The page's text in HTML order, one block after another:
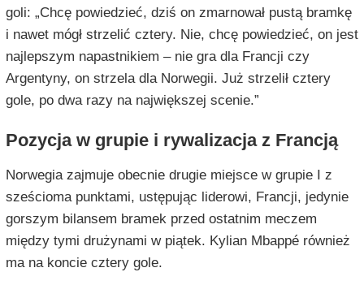
goli: „Chcę powiedzieć, dziś on zmarnował pustą bramkę
i nawet mógł strzelić cztery. Nie, chcę powiedzieć, on jest
najlepszym napastnikiem – nie gra dla Francji czy
Argentyny, on strzela dla Norwegii. Już strzelił cztery
gole, po dwa razy na największej scenie.”
Pozycja w grupie i rywalizacja z Francją
Norwegia zajmuje obecnie drugie miejsce w grupie I z
sześcioma punktami, ustępując liderowi, Francji, jedynie
gorszym bilansem bramek przed ostatnim meczem
między tymi drużynami w piątek. Kylian Mbappé również
ma na koncie cztery gole.